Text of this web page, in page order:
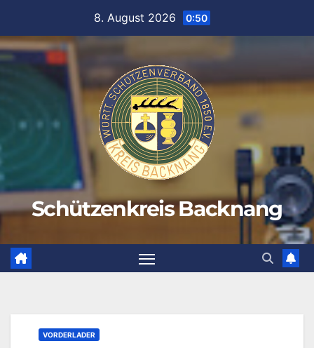
springen
8. August 2026 0:50
Schützenkreis Backnang
VORDERLADER